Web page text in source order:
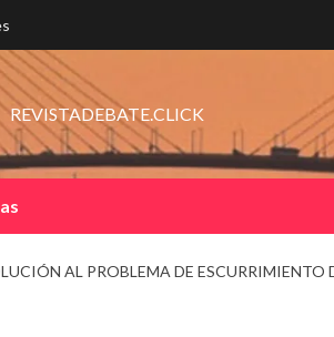
REVISTADEBATE.CLICK
AL PROBLEMA DE ESCURRIMIENTO